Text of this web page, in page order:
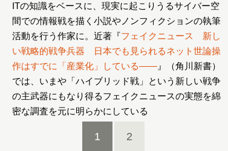
ITの知識をベースに、現実に起こりうるサイバー空
間での情報戦を描く小説やノンフィクションの執筆
活動を行う作家に。近著『フェイクニュース 新し
い戦略的戦争兵器 日本でも見られるネット世論操
作はすでに「産業化」している―― 』（角川新書）
では、いまや「ハイブリッド戦」という新しい戦争
の主武器にもなり得るフェイクニュースの実態を綿
密な調査を元に明らかにしている
1 2